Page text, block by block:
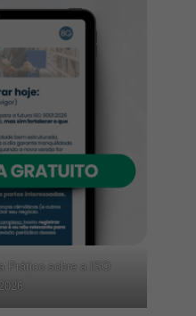
Prático sobre a ISO